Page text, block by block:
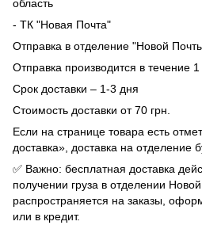
область
- ТК "Новая Почта"
Отправка в отделение "Новой
Отправка производится в течение 1
Срок доставки – 1-3 дня
Стоимость доставки от 70 грн.
Если на странице товара есть
доставка», доставка на отделение
✅ Важно: бесплатная доставка
получении груза в отделении
распространяется на заказы,
или в кредит.